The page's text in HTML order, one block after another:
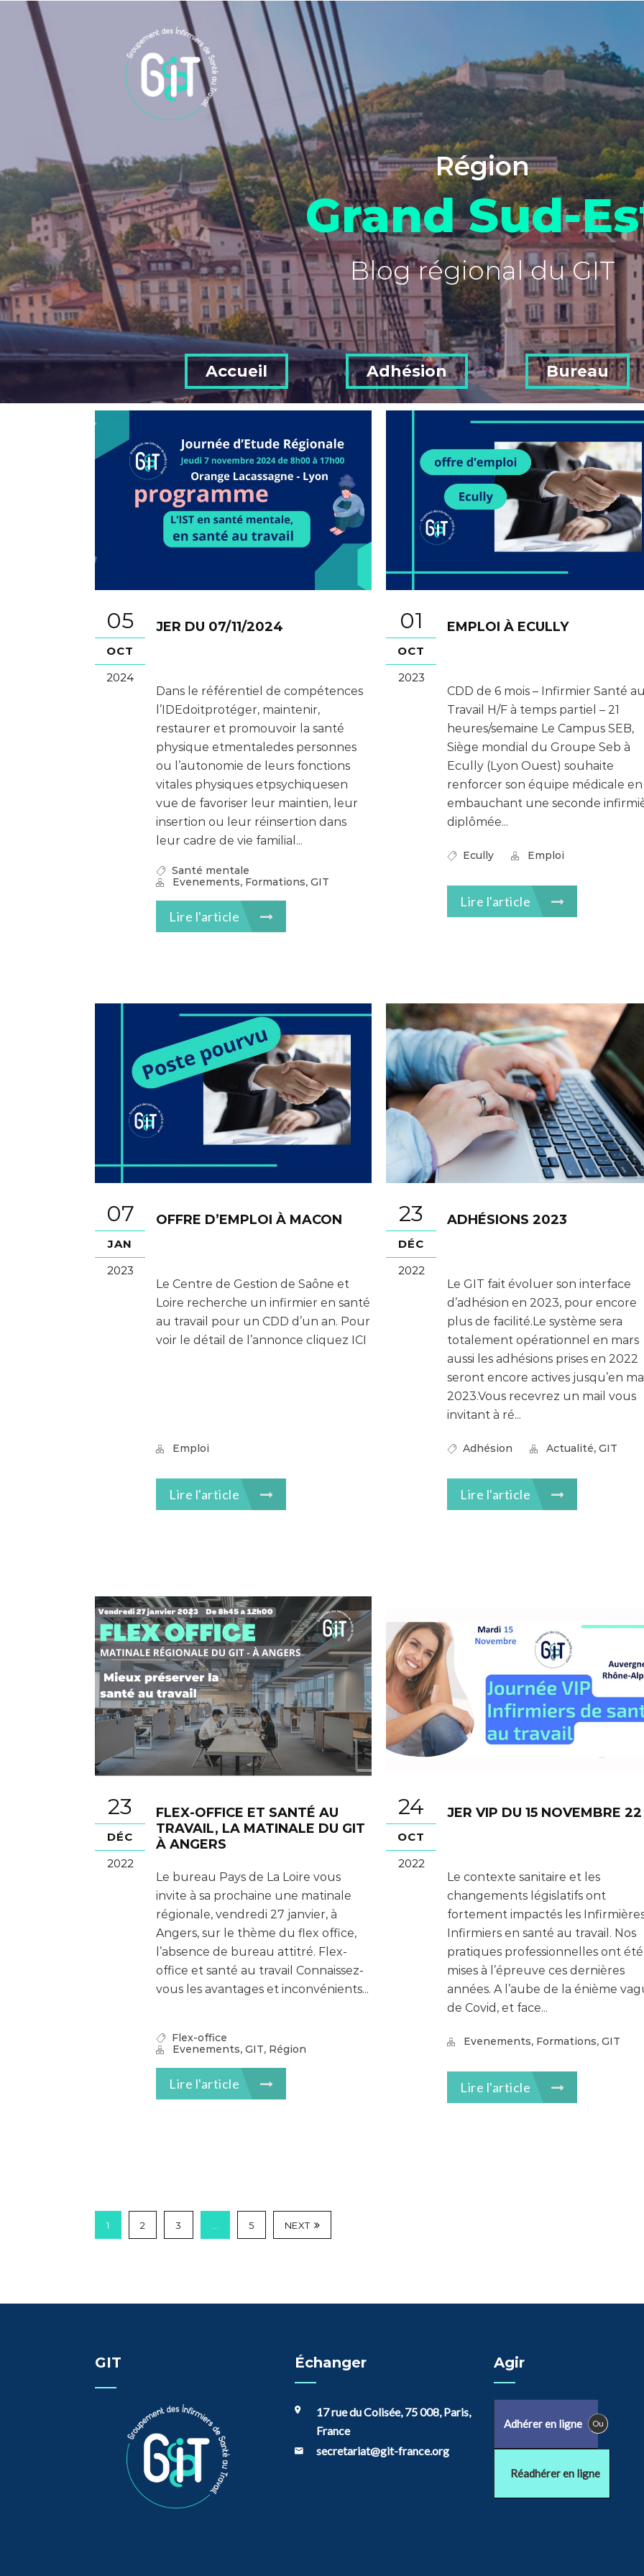
Région
Grand Sud-
Blog régional du GIT
Accueil Adhésion Bureau
05
OCT
2024
JER DU 07/11/2024
Dans le référentiel de compétences
l’IDEdoitprotéger, maintenir,
restaurer et promouvoir la santé
physique etmentaledes personnes
ou l’autonomie de leurs fonctions
vitales physiques etpsychiquesen
vue de favoriser leur maintien, leur
insertion ou leur réinsertion dans
leur cadre de vie familial...
Santé mentale
Evenements, Formations, GIT
Lire l'article
01
OCT
2023
EMPLOI À ECULLY
CDD de 6 mois – Infirmier Santé
Travail H/F à temps partiel – 21
heures/semaine Le Campus SEB,
Siège mondial du Groupe Seb à
Ecully (Lyon Ouest) souhaite
renforcer son équipe médicale en
embauchant une seconde
diplômée...
Ecully Emploi
Lire l'article
07
JAN
2023
OFFRE D’EMPLOI À MACON
Le Centre de Gestion de Saône et
Loire recherche un infirmier en santé
au travail pour un CDD d’un an. Pour
voir le détail de l’annonce cliquez ICI
Emploi
Lire l'article
23
DÉC
2022
ADHÉSIONS 2023
Le GIT fait évoluer son interface
d’adhésion en 2023, pour encore
plus de facilité.Le système sera
totalement opérationnel en mars
aussi les adhésions prises en 2022
seront encore actives jusqu’en
2023.Vous recevrez un mail vous
invitant à ré...
Adhésion Actualité, GIT
Lire l'article
23
DÉC
2022
FLEX-OFFICE ET SANTÉ AU
TRAVAIL, LA MATINALE DU GIT
À ANGERS
Le bureau Pays de La Loire vous
invite à sa prochaine une matinale
régionale, vendredi 27 janvier, à
Angers, sur le thème du flex office,
l’absence de bureau attitré. Flex-
office et santé au travail Connaissez-
vous les avantages et inconvénients...
Flex-office
Evenements, GIT, Région
Lire l'article
24
OCT
2022
JER VIP DU 15 NOVEMBRE 22
Le contexte sanitaire et les
changements législatifs ont
fortement impactés les
Infirmiers en santé au travail. Nos
pratiques professionnelles ont été
mises à l’épreuve ces dernières
années. A l’aube de la énième
de Covid, et face...
Evenements, Formations, GIT
Lire l'article
1 2 3 5 NEXT
GIT Échanger
17 rue du Colisée, 75 008, Paris,
France
secretariat@git-france.org
Agir
Adhérer en ligne Ou
Réadhérer en ligne